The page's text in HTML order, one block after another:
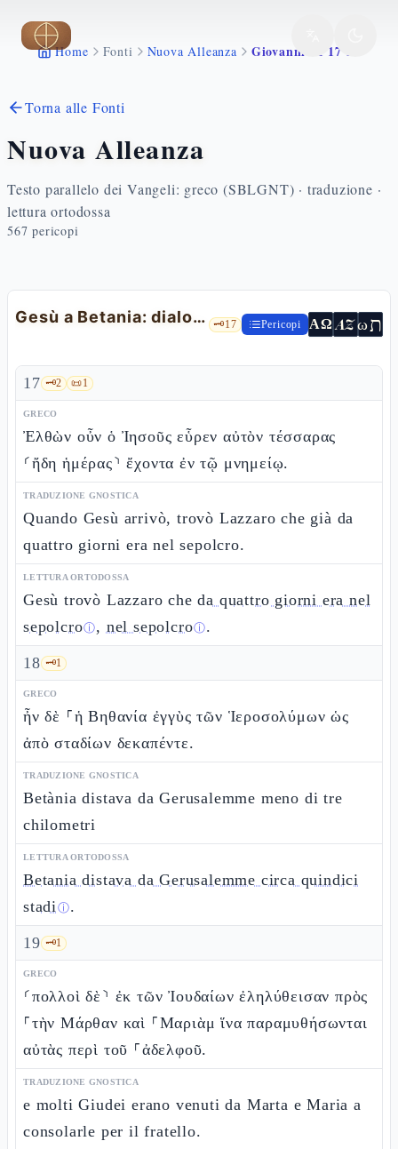
Vai al contenuto principale
Home Fonti Nuova Alleanza Giovanni 11 17 37
Torna alle Fonti
Nuova Alleanza
Testo parallelo dei Vangeli: greco (SBLGNT) · traduzione ·
lettura ortodossa
567 pericopi
Gesù a Betania: dialogo con Marta e Maria 🗝️17 Pericopi ΑΩ AZωת
17 🗝️2 📜1
GRECO
Ἐλθὼν οὖν ὁ Ἰησοῦς εὗρεν αὐτὸν τέσσαρας
⸂ἤδη ἡμέρας⸃ ἔχοντα ἐν τῷ μνημείῳ.
TRADUZIONE GNOSTICA
Quando Gesù arrivò, trovò Lazzaro che già da
quattro giorni era nel sepolcro.
LETTURA ORTODOSSA
Gesù trovò Lazzaro cheda quattro giorni era nel
sepolcroⓘ, nel sepolcroⓘ.
18 🗝️1
GRECO
ἦν δὲ ⸀ἡ Βηθανία ἐγγὺς τῶν Ἱεροσολύμων ὡς
ἀπὸ σταδίων δεκαπέντε.
TRADUZIONE GNOSTICA
Betània distava da Gerusalemme meno di tre
chilometri
LETTURA ORTODOSSA
Betania distava da Gerusalemme circa quindici
stadiⓘ.
19 🗝️1
GRECO
⸂πολλοὶ δὲ⸃ ἐκ τῶν Ἰουδαίων ἐληλύθεισαν πρὸς
⸀τὴν Μάρθαν καὶ ⸀Μαριὰμ ἵνα παραμυθήσωνται
αὐτὰς περὶ τοῦ ⸀ἀδελφοῦ.
TRADUZIONE GNOSTICA
e molti Giudei erano venuti da Marta e Maria a
consolarle per il fratello.